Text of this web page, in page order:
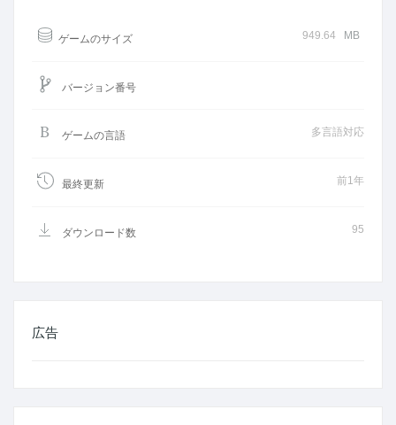
ゲームのサイズ 949.64 MB
バージョン番号
ゲームの言語 多言語対応
最終更新 前1年
ダウンロード数 95
広告